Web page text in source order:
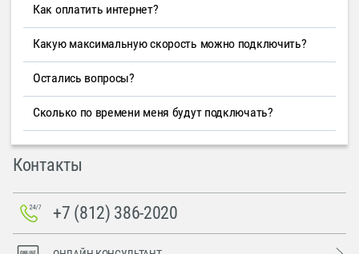
Как оплатить интернет?
Какую максимальную скорость можно подключить?
Остались вопросы?
Сколько по времени меня будут подключать?
Контакты
+7 (812) 386-2020